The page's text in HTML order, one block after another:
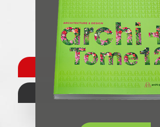
Contact
Retour Entreprise Générale de